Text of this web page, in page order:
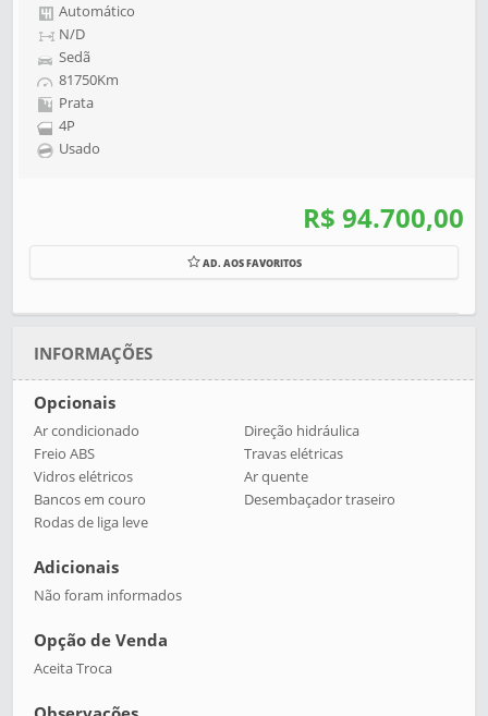
Automático
N/D
Sedã
81750Km
Prata
4P
Usado
R$ 94.700,00
AD. AOS FAVORITOS
INFORMAÇÕES
Opcionais
Ar condicionado
Direção hidráulica
Freio ABS
Travas elétricas
Vidros elétricos
Ar quente
Bancos em couro
Desembaçador traseiro
Rodas de liga leve
Adicionais
Não foram informados
Opção de Venda
Aceita Troca